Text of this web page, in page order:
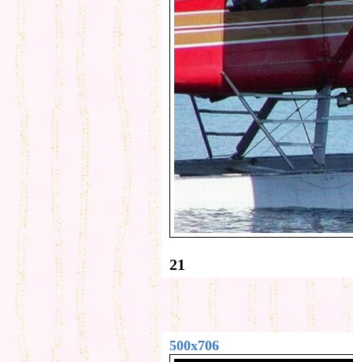
21
500x706